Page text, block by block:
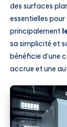
des surfaces
essentielles
principalement
sa simplicité et
bénéficie d’une
accrue et une